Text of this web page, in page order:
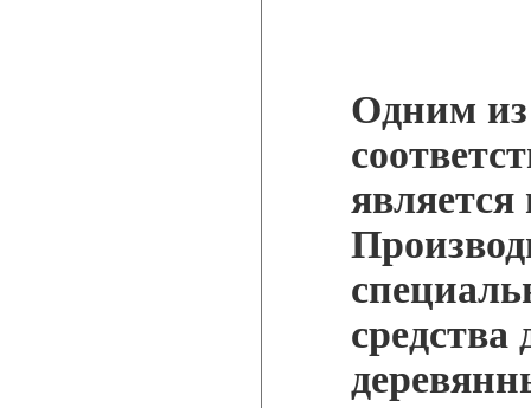
Одним из
средства